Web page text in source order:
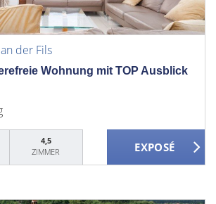
der Fils
Wohnung mit TOP Ausblick
4,5
ZIMMER